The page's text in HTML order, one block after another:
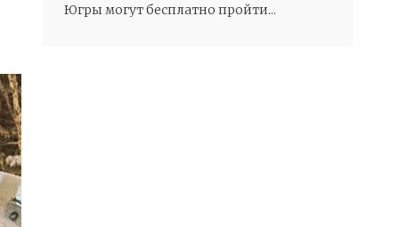
Югры могут бесплатно пройти...